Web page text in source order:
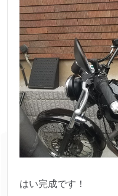
はい完成です！